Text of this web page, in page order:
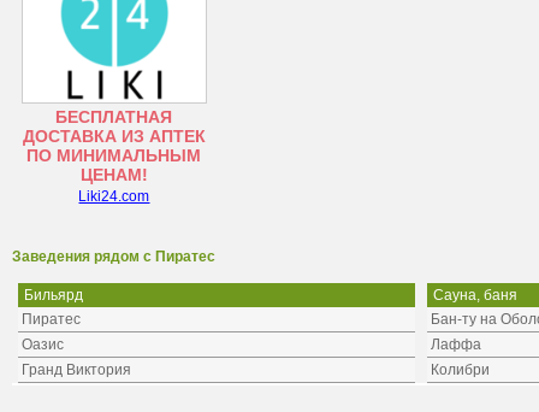
БЕСПЛАТНАЯ
ДОСТАВКА ИЗ АПТЕК
ПО МИНИМАЛЬНЫМ
ЦЕНАМ!
Liki24.com
Заведения рядом с Пиратес
Бильярд
Пиратес
Оазис
Гранд Виктория
Сауна, баня
Бан-ту на
Лаффа
Колибри